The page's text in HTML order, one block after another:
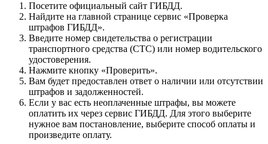
Посетите официальный сайт ГИБДД.
Найдите на главной странице сервис «Проверка
штрафов ГИБДД».
Введите номер свидетельства о регистрации
транспортного средства (СТС) или номер водительского
удостоверения.
Нажмите кнопку «Проверить».
Вам будет предоставлен ответ о наличии или отсутствии
штрафов и задолженностей.
Если у вас есть неоплаченные штрафы, вы можете
оплатить их через сервис ГИБДД. Для этого выберите
нужное вам постановление, выберите способ оплаты и
произведите оплату.